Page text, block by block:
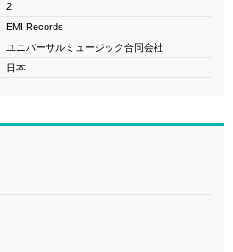
2
EMI Records
ユニバーサルミュージック合同会社
日本